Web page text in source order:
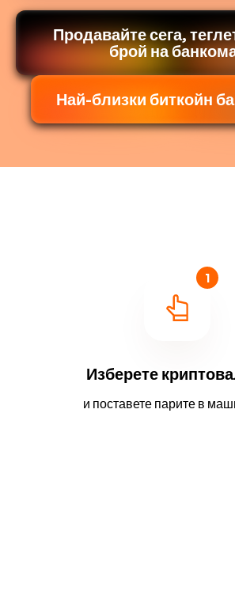
Продавайте сега,
брой на
Най-близки биткойн
1
Изберете
и поставете парите в